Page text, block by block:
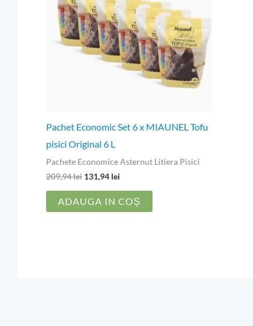
Pachet Economic Set 6 x MIAUNEL Tofu
pisici Original 6 L
Pachete Economice Asternut Litiera Pisici
209,94lei 131,94 lei
ADAUGA IN COȘ